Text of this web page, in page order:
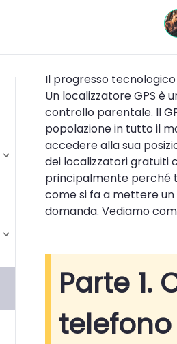
Il progresso
Un localizzatore GPS è
controllo parentale. Il
popolazione in tutto il
accedere alla sua
dei localizzatori gratuiti
principalmente perché
come si fa a mettere
domanda. Vediamo
Parte 1.